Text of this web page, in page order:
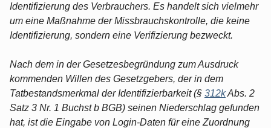
Identifizierung des Verbrauchers. Es handelt sich vielmehr
um eine Maßnahme der Missbrauchskontrolle, die keine
Identifizierung, sondern eine Verifizierung bezweckt.
Nach dem in der Gesetzesbegründung zum Ausdruck
kommenden Willen des Gesetzgebers, der in dem
Tatbestandsmerkmal der Identifizierbarkeit (§ 312kAbs. 2
Satz 3 Nr. 1 Buchst b BGB) seinen Niederschlag gefunden
hat, ist die Eingabe von Login-Daten für eine Zuordnung